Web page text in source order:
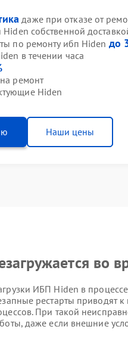
даже при отказе от
собственной
по ремонту ибп Hiden до
в течении часа
ремонт
Hiden
Наши цены
во
ИБП Hiden в
рестарты приводят к
При такой
даже если внешние